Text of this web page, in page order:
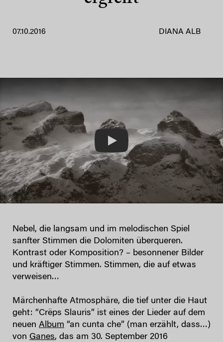
07.10.2016 DIANA ALB
Nebel, die langsam und im melodischen Spiel
sanfter Stimmen die Dolomiten überqueren.
Kontrast oder Komposition? – besonnener Bilder
und kräftiger Stimmen. Stimmen, die auf etwas
verweisen…
Märchenhafte Atmosphäre, die tief unter die Haut
geht: “Crëps Slauris” ist eines der Lieder auf dem
neuen Album “an cunta che” (man erzählt, dass…)
von Ganes, das am 30. September 2016